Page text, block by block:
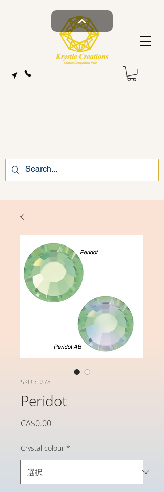
SKU： 278
Peridot
CA$0.00価
Crystal colour *